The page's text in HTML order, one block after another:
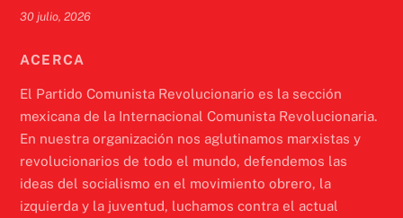
30 julio, 2026
ACERCA
El Partido Comunista Revolucionario es la sección
mexicana de la Internacional Comunista Revolucionaria.
En nuestra organización nos aglutinamos marxistas y
revolucionarios de todo el mundo, defendemos las
ideas del socialismo en el movimiento obrero, la
izquierda y la juventud, luchamos contra el actual